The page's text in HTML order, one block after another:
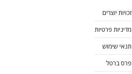
זכויות יוצרים
מדיניות פרטיות
תנאי שימוש
פרס ברטל